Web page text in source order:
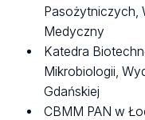
Pasożytniczych,
Medyczny
Katedra
Mikrobiologii,
Gdańskiej
CBMM PAN w